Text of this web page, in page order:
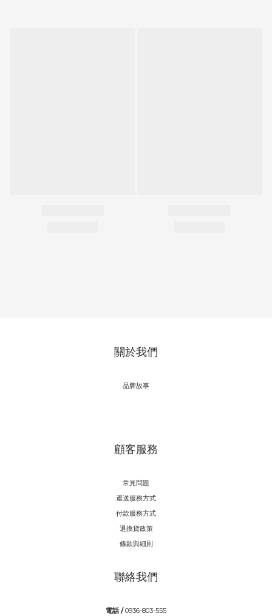
關於我們
品牌故事
顧客服務
常見問題
運送服務方式
付款服務方式
退換貨政策
條款與細則
聯絡我們
電話 /0936-803-555